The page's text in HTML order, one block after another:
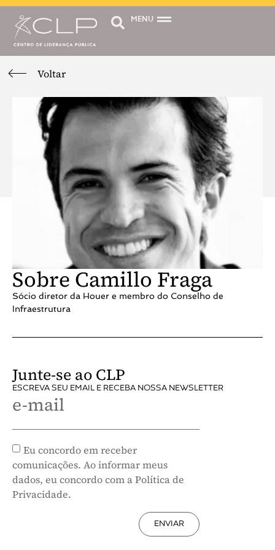
MENU
Voltar
Sobre Camillo Fraga
Sócio diretor da Houer e membro do Conselho de
Infraestrutura
Junte-se ao CLP
ESCREVA SEU EMAIL E RECEBA NOSSA NEWSLETTER
e-mail
Eu concordo em receber
comunicações. Ao informar meus
dados, eu concordo com a Política de
Privacidade.
ENVIAR